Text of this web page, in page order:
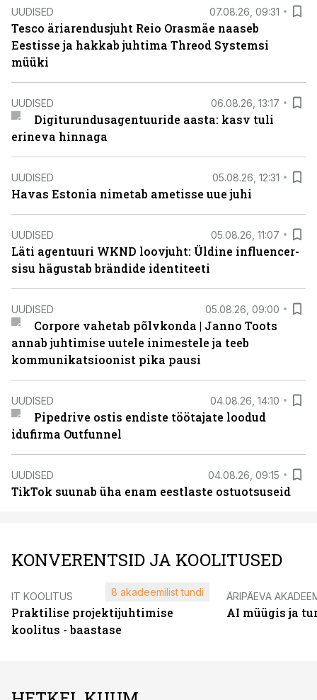
UUDISED 07.08.26, 09:31
Tesco äriarendusjuht Reio Orasmäe naaseb
Eestisse ja hakkab juhtima Threod Systemsi
müüki
UUDISED 06.08.26, 13:17
Digiturundusagentuuride aasta: kasv tuli
erineva hinnaga
UUDISED 05.08.26, 12:31
Havas Estonia nimetab ametisse uue juhi
UUDISED 05.08.26, 11:07
Läti agentuuri WKND loovjuht: Üldine influencer-
sisu hägustab brändide identiteeti
UUDISED 05.08.26, 09:00
Corpore vahetab põlvkonda | Janno Toots
annab juhtimise uutele inimestele ja teeb
kommunikatsioonist pika pausi
UUDISED 04.08.26, 14:10
Pipedrive ostis endiste töötajate loodud
idufirma Outfunnel
UUDISED 04.08.26, 09:15
TikTok suunab üha enam eestlaste ostuotsuseid
KONVERENTSID JA KOOLITUSED
IT KOOLITUS
Praktilise projektijuhtimise
koolitus - baastase
8 akadeemilist tundi ÄRIPÄEVA
AI müügis ja